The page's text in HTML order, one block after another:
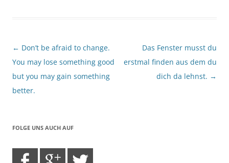
Beitragsnavigation
← Don’t be afraid to change.
You may lose something good
but you may gain something
better.
Das Fenster musst du
erstmal finden aus dem du
dich da lehnst. →
FOLGE UNS AUCH AUF